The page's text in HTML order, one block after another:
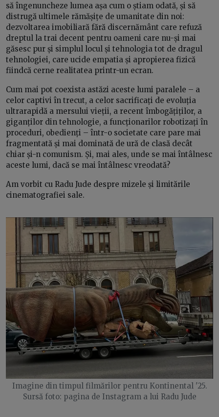
să îngenuncheze lumea așa cum o știam odată, și să
distrugă ultimele rămășițe de umanitate din noi:
dezvoltarea imobiliară fără discernământ care refuză
dreptul la trai decent pentru oameni care nu-și mai
găsesc pur și simplul locul și tehnologia tot de dragul
tehnologiei, care ucide empatia și apropierea fizică
fiindcă cerne realitatea printr-un ecran.
Cum mai pot coexista astăzi aceste lumi paralele – a
celor captivi în trecut, a celor sacrificați de evoluția
ultrarapidă a mersului vieții, a recent îmbogățiților, a
giganților din tehnologie, a funcționarilor robotizați în
proceduri, obedienți – într-o societate care pare mai
fragmentată și mai dominată de ură de clasă decât
chiar și-n comunism. Și, mai ales, unde se mai întâlnesc
aceste lumi, dacă se mai întâlnesc vreodată?
Am vorbit cu Radu Jude despre mizele și limitările
cinematografiei sale.
Imagine din timpul filmărilor pentru Kontinental '25.
Sursă foto: pagina de Instagram a lui Radu Jude